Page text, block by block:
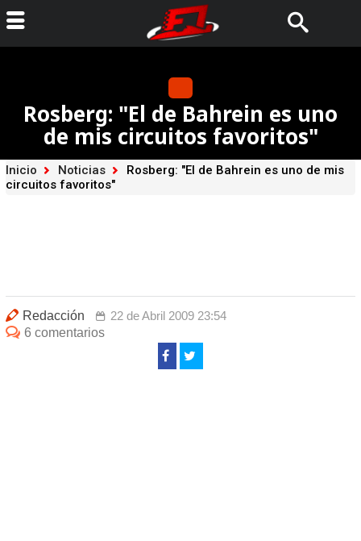
Rosberg: "El de Bahrein es uno
de mis circuitos favoritos"
Inicio Noticias
Rosberg: "El de Bahrein es uno de mis
circuitos favoritos"
Redacción
22 de Abril 2009 23:54
6 comentarios